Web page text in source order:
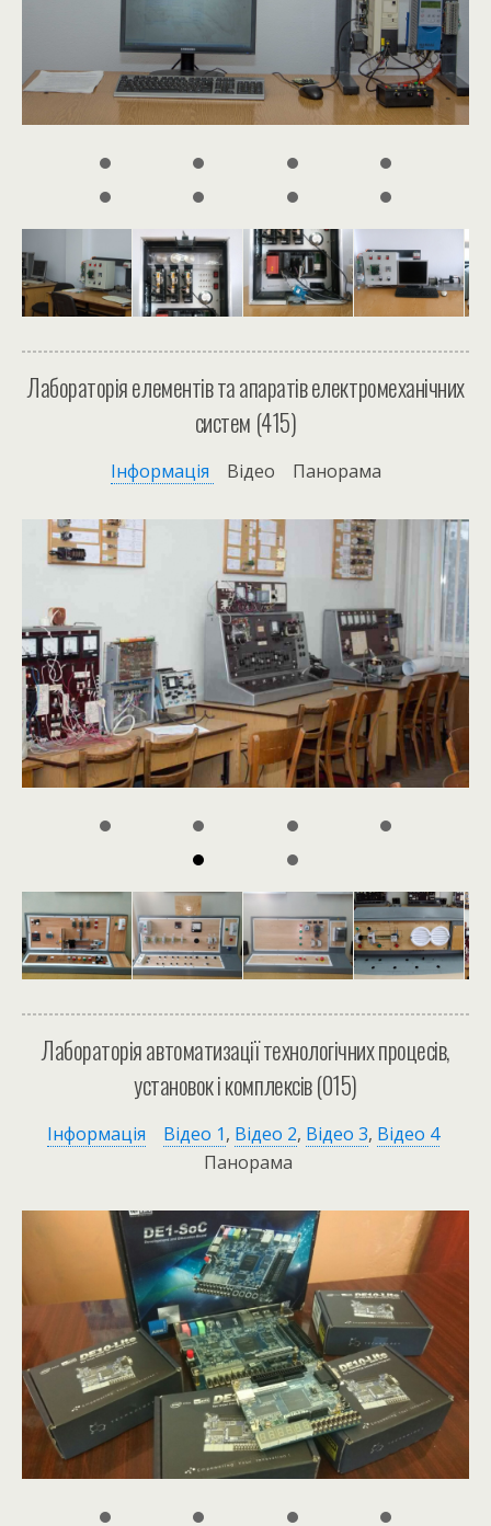
Лабораторія елементів та апаратів електромеханічних
систем (415)
Інформація Відео Панорама
Лабораторія автоматизації технологічних процесів,
установок і комплексів (015)
Інформація Відео 1, Відео 2, Відео 3, Відео 4
Панорама